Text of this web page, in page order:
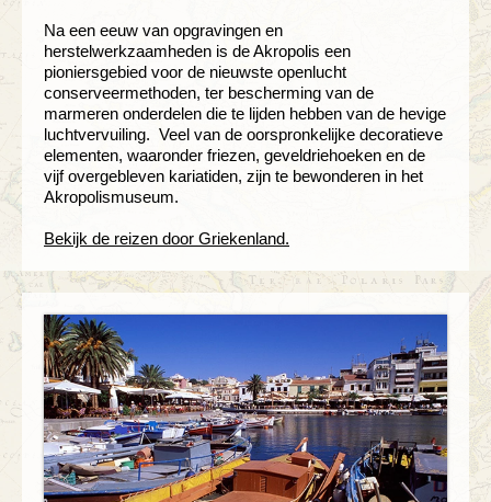
Na een eeuw van opgravingen en
herstelwerkzaamheden is de Akropolis een
pioniersgebied voor de nieuwste openlucht
conserveermethoden, ter bescherming van de
marmeren onderdelen die te lijden hebben van de hevige
luchtvervuiling. Veel van de oorspronkelijke decoratieve
elementen, waaronder friezen, geveldriehoeken en de
vijf overgebleven kariatiden, zijn te bewonderen in het
Akropolismuseum.
Bekijk de reizen door Griekenland.